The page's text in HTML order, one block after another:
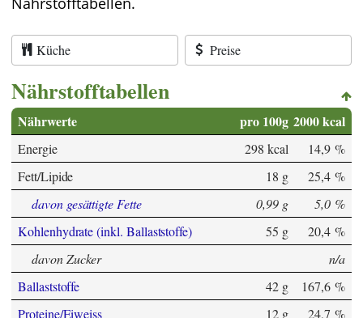
Küche Preise
Nährstofftabellen
Nährwerte pro 100g 2000 kcal
Energie 298 kcal
14,9 %
Fett/Lipide
18 g
25,4 %
davon gesättigte Fette
0,99 g
5,0 %
Kohlenhydrate (inkl. Ballaststoffe)
55 g
20,4 %
davon Zucker
n/a
Ballaststoffe
42 g
167,6 %
Proteine/Eiweiss
12 g
24,7 %